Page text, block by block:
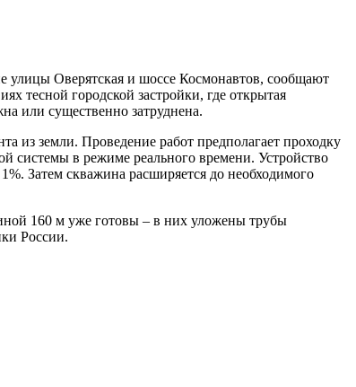
улицы Оверятская и шоссе Космонавтов, сообщают
тесной городской застройки, где открытая
или существенно затруднена.
из земли. Проведение работ предполагает проходку
системы в режиме реального времени. Устройство
Затем скважина расширяется до необходимого
160 м уже готовы – в них уложены трубы
России.